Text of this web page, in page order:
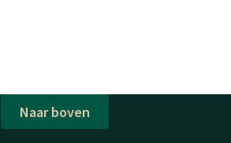
Naar boven